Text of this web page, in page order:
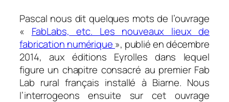
Pascal nous dit quelques mots de l’ouvrage
« FabLabs, etc. Les nouveaux lieux de
fabrication numérique », publié en décembre
2014, aux éditions Eyrolles dans lequel
figure un chapitre consacré au premier Fab
Lab rural français installé à Biarne. Nous
l’interrogeons ensuite sur cet ouvrage